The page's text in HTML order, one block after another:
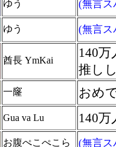
ゆう (無言ス
ゆう (無言ス
酋長 YmKai
140
推し
一窿 おめ
Gua va Lu 140
お腹ぺこぺこら (無言ス